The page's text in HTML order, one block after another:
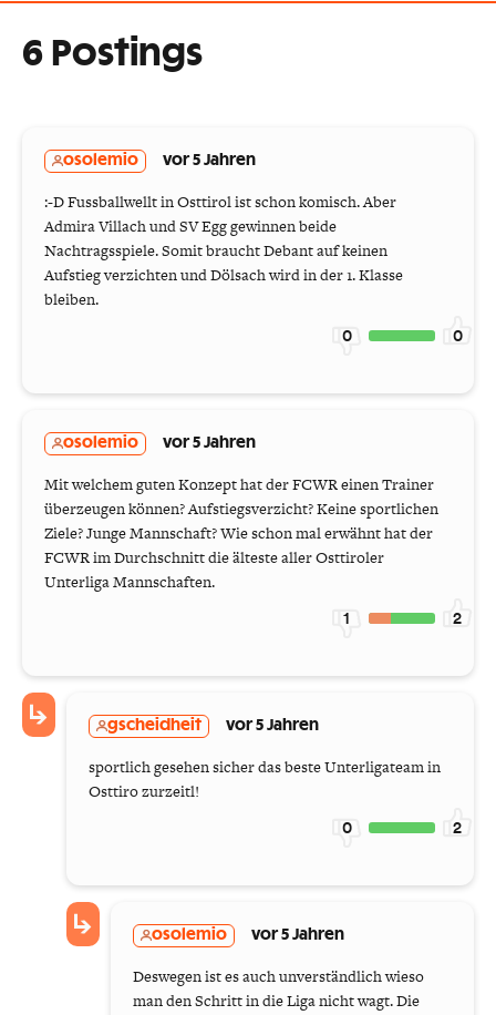
6 Postings
osolemio vor 5 Jahren
:-D Fussballwellt in Osttirol ist schon komisch. Aber
Admira Villach und SV Egg gewinnen beide
Nachtragsspiele. Somit braucht Debant auf keinen
Aufstieg verzichten und Dölsach wird in der 1. Klasse
bleiben.
0 0
osolemio vor 5 Jahren
Mit welchem guten Konzept hat der FCWR einen Trainer
überzeugen können? Aufstiegsverzicht? Keine sportlichen
Ziele? Junge Mannschaft? Wie schon mal erwähnt hat der
FCWR im Durchschnitt die älteste aller Osttiroler
Unterliga Mannschaften.
1 2
gscheidheit vor 5 Jahren
sportlich gesehen sicher das beste Unterligateam in
Osttiro zurzeitl!
0 2
osolemio vor 5 Jahren
Deswegen ist es auch unverständlich wieso
man den Schritt in die Liga nicht wagt. Die